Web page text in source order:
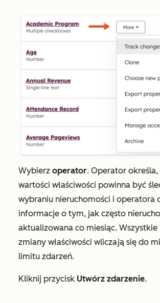
Wybierz operator. Operator
wartości właściwości powinna być
wybraniu nieruchomości i operatora
informacje o tym, jak często
aktualizowana co miesiąc. Wszystkie
zmiany właściwości wliczają się do
limitu zdarzeń.
Kliknij przycisk Utwórz zdarzenie.